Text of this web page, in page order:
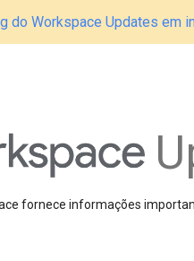
do Workspace Updates em
fornece informações